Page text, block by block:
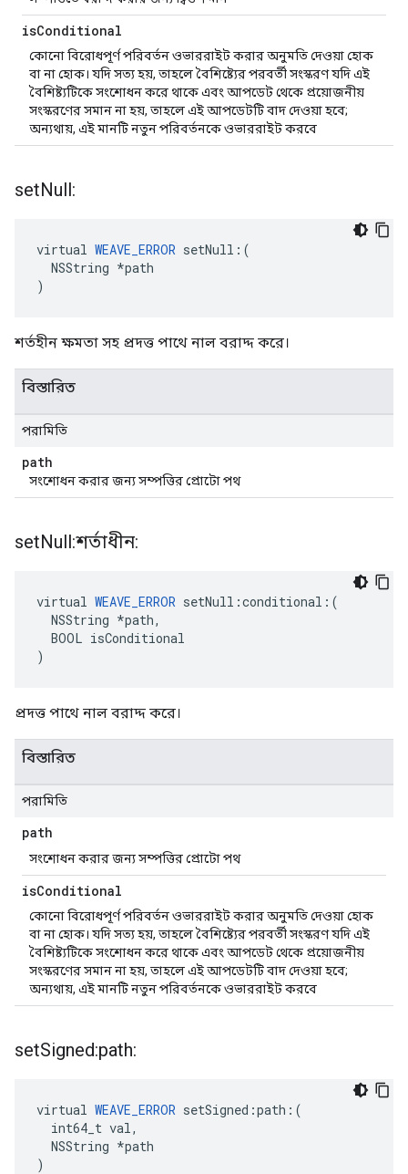
isConditional
কোনো বিরোধপূর্ণ পরিবর্তন ওভাররাইট করার অনুমতি দেওয়া হোক
বা না হোক। যদি সত্য হয়, তাহলে বৈশিষ্ট্যের পরবর্তী সংস্করণ যদি এই
বৈশিষ্ট্যটিকে সংশোধন করে থাকে এবং আপডেট থেকে প্রয়োজনীয়
সংস্করণের সমান না হয়, তাহলে এই আপডেটটি বাদ দেওয়া হবে;
অন্যথায়, এই মানটি নতুন পরিবর্তনকে ওভাররাইট করবে
setNull:
virtual WEAVE_ERROR setNull:(
  NSString *path
)
শর্তহীন ক্ষমতা সহ প্রদত্ত পাথে নাল বরাদ্দ করে।
বিস্তারিত
পরামিতি
path
সংশোধন করার জন্য সম্পত্তির প্রোটো পথ
setNull:শর্তাধীন:
virtual WEAVE_ERROR setNull:conditional:(
  NSString *path,
  BOOL isConditional
)
প্রদত্ত পাথে নাল বরাদ্দ করে।
বিস্তারিত
পরামিতি
path
সংশোধন করার জন্য সম্পত্তির প্রোটো পথ
isConditional
কোনো বিরোধপূর্ণ পরিবর্তন ওভাররাইট করার অনুমতি দেওয়া হোক
বা না হোক। যদি সত্য হয়, তাহলে বৈশিষ্ট্যের পরবর্তী সংস্করণ যদি এই
বৈশিষ্ট্যটিকে সংশোধন করে থাকে এবং আপডেট থেকে প্রয়োজনীয়
সংস্করণের সমান না হয়, তাহলে এই আপডেটটি বাদ দেওয়া হবে;
অন্যথায়, এই মানটি নতুন পরিবর্তনকে ওভাররাইট করবে
setSigned:path:
virtual WEAVE_ERROR setSigned:path:(
  int64_t val,
  NSString *path
)